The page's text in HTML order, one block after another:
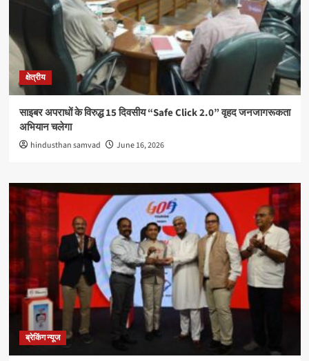
क्षेत्रीय
साइबर अपराधों के विरुद्ध 15 दिवसीय “Safe Click 2.0” वृहद जनजागरूकता
अभियान चलेगा
hindusthan samvad June 16, 2026
ब्रेकिंग न्यूज